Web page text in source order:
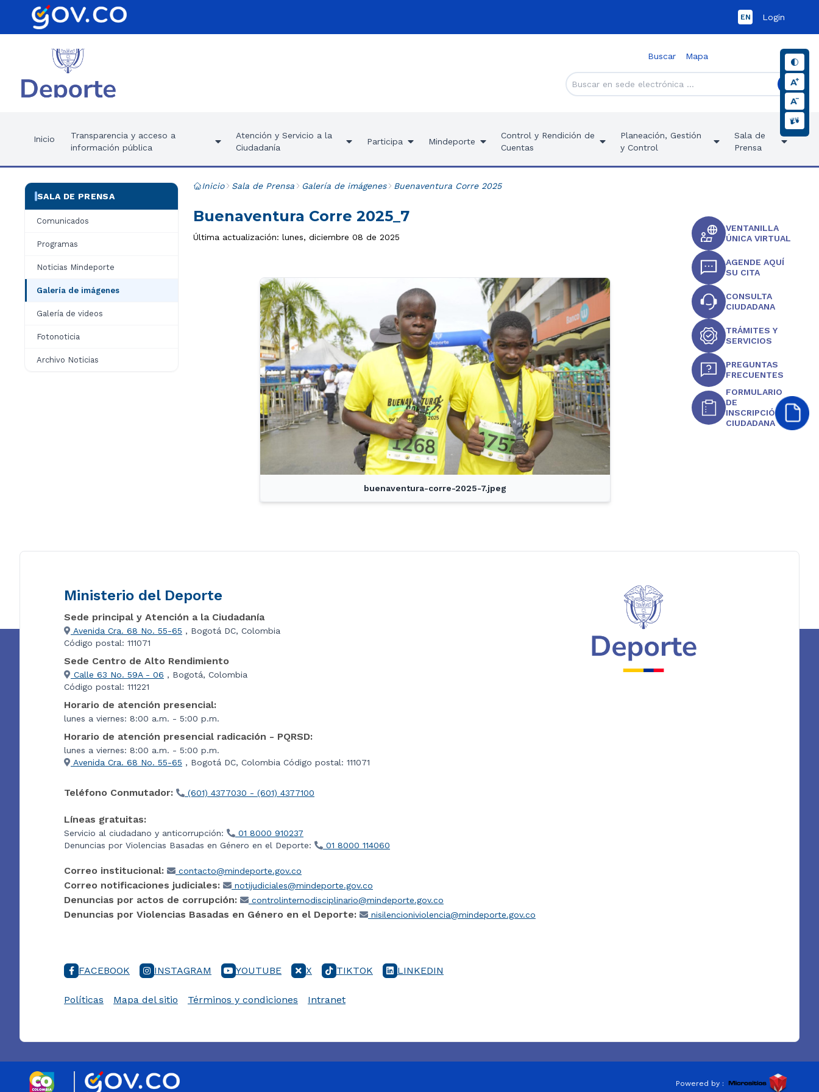
EN Login
Buscar Mapa
Inicio
Transparencia y acceso a
información pública
Atención y Servicio a la
Ciudadanía
Participa Mindeporte
Control y Rendición de
Cuentas
Planeación, Gestión
y Control
Sala de
Prensa
SALA DE PRENSA
Comunicados
Programas
Noticias Mindeporte
Galería de imágenes
Galería de videos
Fotonoticia
Archivo Noticias
Inicio Sala de Prensa Galería de imágenes Buenaventura Corre 2025
Buenaventura Corre 2025_7
Última actualización: lunes, diciembre 08 de 2025
buenaventura-corre-2025-7.jpeg
VENTANILLA
ÚNICA VIRTUAL
AGENDE AQUÍ
SU CITA
CONSULTA
CIUDADANA
TRÁMITES Y
SERVICIOS
PREGUNTAS
FRECUENTES
FORMULARIO
DE
INSCRIPCIÓN
CIUDADANA
Ministerio del Deporte
Sede principal y Atención a la Ciudadanía
Avenida Cra. 68 No. 55-65 , Bogotá DC, Colombia
Código postal: 111071
Sede Centro de Alto Rendimiento
Calle 63 No. 59A - 06 , Bogotá, Colombia
Código postal: 111221
Horario de atención presencial:
lunes a viernes: 8:00 a.m. - 5:00 p.m.
Horario de atención presencial radicación - PQRSD:
lunes a viernes: 8:00 a.m. - 5:00 p.m.
Avenida Cra. 68 No. 55-65 , Bogotá DC, Colombia Código postal: 111071
Teléfono Conmutador: (601) 4377030 - (601) 4377100
Líneas gratuitas:
Servicio al ciudadano y anticorrupción:
01 8000 910237
Denuncias por Violencias Basadas en Género en el Deporte:
01 8000 114060
Correo institucional: contacto@mindeporte.gov.co
Correo notificaciones judiciales: notijudiciales@mindeporte.gov.co
Denuncias por actos de corrupción: controlinternodisciplinario@mindeporte.gov.co
Denuncias por Violencias Basadas en Género en el Deporte: nisilencioniviolencia@mindeporte.gov.co
FACEBOOK INSTAGRAM YOUTUBE X TIKTOK LINKEDIN
Políticas Mapa del sitio Términos y condiciones Intranet
Powered by :